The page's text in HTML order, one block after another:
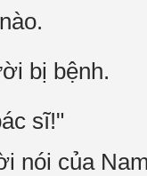
bị bệnh.
sĩ!"
nói của